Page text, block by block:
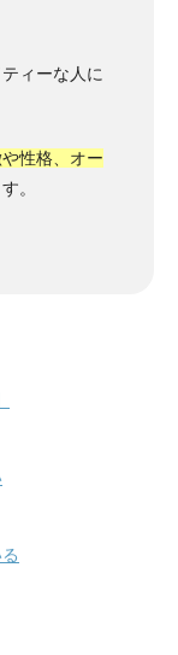
ィーな人に
性格、オー
。